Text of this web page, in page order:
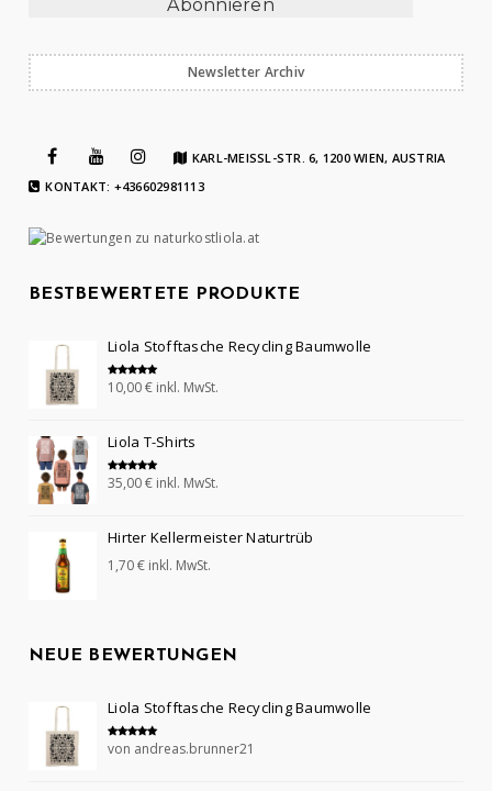
Newsletter Archiv
KARL-MEISSL-STR. 6, 1200 WIEN, AUSTRIA
KONTAKT: +436602981113
BESTBEWERTETE PRODUKTE
Liola Stofftasche Recycling Baumwolle
Bewertet mit
5.00
10,00€ inkl. MwSt.
Liola T-Shirts
Bewertet mit
5.00
35,00€ inkl. MwSt.
Hirter Kellermeister Naturtrüb
1,70€ inkl. MwSt.
NEUE BEWERTUNGEN
Liola Stofftasche Recycling Baumwolle
Bewertet mit
von andreas.brunner21